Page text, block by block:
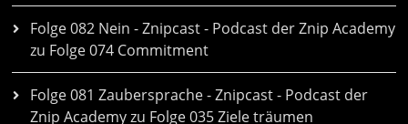
Folge 082 Nein - Znipcast - Podcast der Znip Academy
zu Folge 074 Commitment
Folge 081 Zaubersprache - Znipcast - Podcast der
Znip Academyzu Folge 035 Ziele träumen